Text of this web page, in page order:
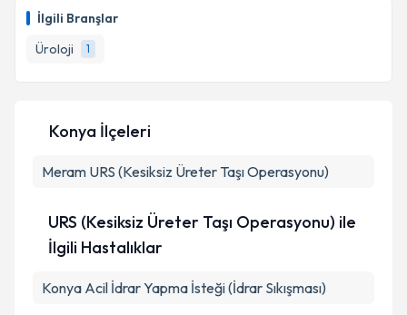
İlgili Branşlar
Üroloji
1
takvim hazırlandığında e-posta ile bilgilendireceğiz.
E-posta Adresiniz
Metni'ni okudum ve kişisel verilerimin belirtilen
Takvim Talebini Gönder
Konya İlçeleri
Meram URS (Kesiksiz Üreter Taşı Operasyonu)
URS (Kesiksiz Üreter Taşı Operasyonu) ile
İlgili Hastalıklar
Konya Acil İdrar Yapma İsteği (İdrar Sıkışması)